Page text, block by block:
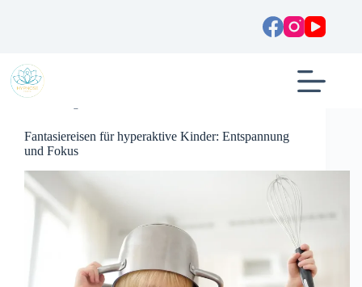
Fantasiereisen für hyperaktive Kinder: Entspannung
und Fokus